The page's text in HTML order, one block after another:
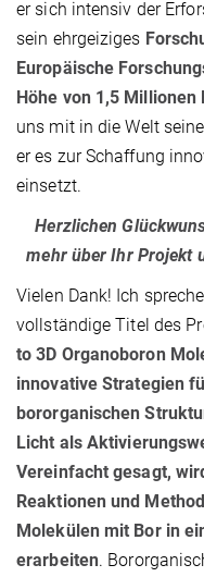
er sich intensiv der
sein ehrgeiziges
Europäische
Höhe von 1,5
uns mit in die Welt
er es zur Schaffung
einsetzt.
Herzlichen
mehr über Ihr Projekt
Vielen Dank! Ich
vollständige Titel des
to 3D Organoboron
innovative Strategien
bororganischen
Licht als
Vereinfacht gesagt,
Reaktionen und
Molekülen mit Bor in
erarbeiten.